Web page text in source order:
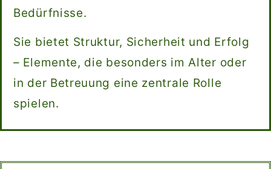
Bedürfnisse.
Sie bietet Struktur, Sicherheit und Erfolg
– Elemente, die besonders im Alter oder
in der Betreuung eine zentrale Rolle
spielen.